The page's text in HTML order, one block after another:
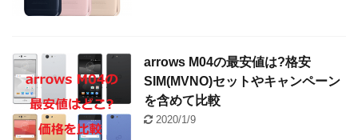
arrows M04の最安値は?格安
SIM(MVNO)セットやキャンペーン
を含めて比較
2020/1/9